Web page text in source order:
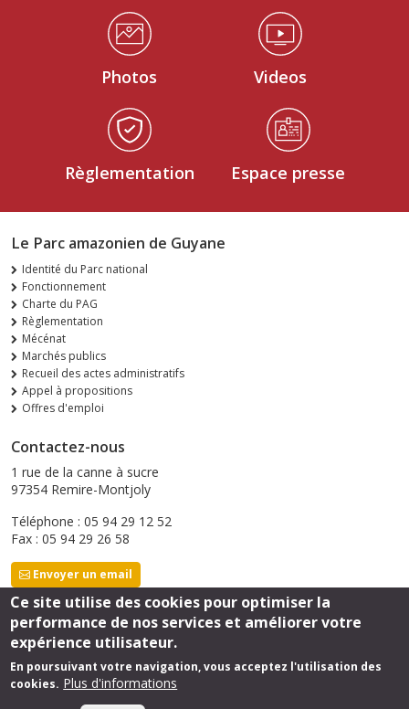
Médiathèque Footer
Photos Videos
Règlementation Espace presse
Le Parc amazonien de Guyane
Identité du Parc national
Fonctionnement
Charte du PAG
Règlementation
Mécénat
Marchés publics
Recueil des actes administratifs
Appel à propositions
Offres d'emploi
Contactez-nous
1 rue de la canne à sucre
97354 Remire-Montjoly
Téléphone : 05 94 29 12 52
Fax : 05 94 29 26 58
Envoyer un email
Suivez-nous
Ce site utilise des cookies pour optimiser la
performance de nos services et améliorer votre
expérience utilisateur.
En poursuivant votre navigation, vous acceptez l'utilisation des
cookies. Plus d'informations